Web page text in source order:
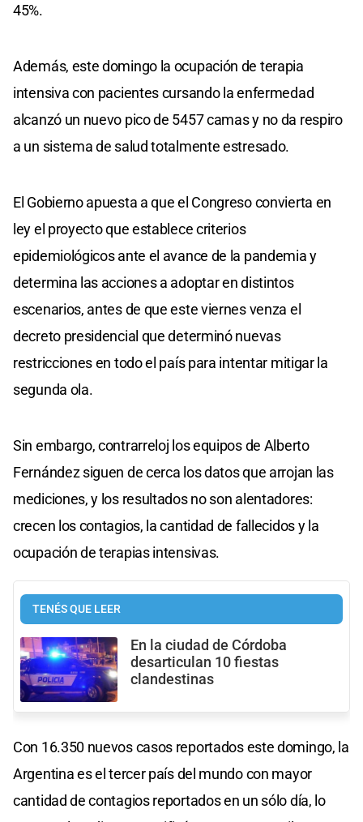
45%.
Además, este domingo la ocupación de terapia
intensiva con pacientes cursando la enfermedad
alcanzó un nuevo pico de 5457 camas y no da respiro
a un sistema de salud totalmente estresado.
El Gobierno apuesta a que el Congreso convierta en
ley el proyecto que establece criterios
epidemiológicos ante el avance de la pandemia y
determina las acciones a adoptar en distintos
escenarios, antes de que este viernes venza el
decreto presidencial que determinó nuevas
restricciones en todo el país para intentar mitigar la
segunda ola.
Sin embargo, contrarreloj los equipos de Alberto
Fernández siguen de cerca los datos que arrojan las
mediciones, y los resultados no son alentadores:
crecen los contagios, la cantidad de fallecidos y la
ocupación de terapias intensivas.
TENÉS QUE LEER
En la ciudad de Córdoba
desarticulan 10 fiestas
clandestinas
Con 16.350 nuevos casos reportados este domingo, la
Argentina es el tercer país del mundo con mayor
cantidad de contagios reportados en un sólo día, lo